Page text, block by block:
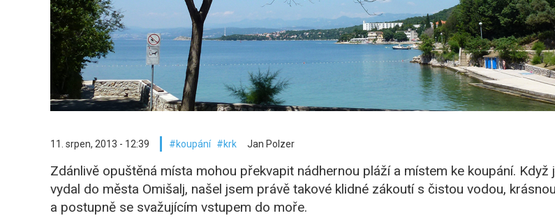
11. srpen, 2013 - 12:39 koupání krk Jan Polzer
Zdánlivě opuštěná místa mohou překvapit nádhernou pláží a místem ke koupání. Když
vydal do města Omišalj, našel jsem právě takové klidné zákoutí s čistou vodou,
a postupně se svažujícím vstupem do moře.